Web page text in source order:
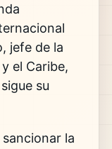
jefe de la
el Caribe,
su
la